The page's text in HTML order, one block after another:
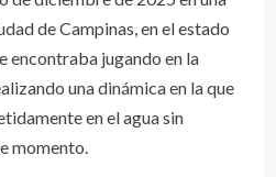
de Campinas, en el estado
encontraba jugando en la
una dinámica en la que
en el agua sin
momento.